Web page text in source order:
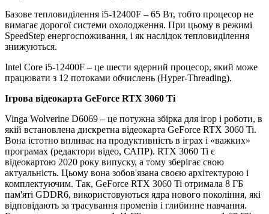
Базове тепловиділення i5-12400F – 65 Вт, тобто процесор не
вимагає дорогої системи охолодження. При цьому в режимі
SpeedStep енергоспоживання, і як наслідок тепловиділення
знижуються.
Intel Core i5-12400F – це шести ядерний процесор, який може
працювати з 12 потоками обчислень (Hyper-Threading).
Ігрова відеокарта GeForce RTX 3060 Ti
Vinga Wolverine D6069 – це потужна збірка для ігор і роботи, в
якій встановлена дискретна відеокарта GeForce RTX 3060 Ti.
Вона істотно впливає на продуктивність в іграх і «важких»
програмах (редактори відео, САПР). RTX 3060 Ti є
відеокартою 2020 року випуску, а тому зберігає свою
актуальність. Цьому вона зобов'язана своєю архітектурою і
комплектуючим. Так, GeForce RTX 3060 Ti отримала 8 ГБ
пам'яті GDDR6, використовуються ядра нового покоління, які
відповідають за трасування променів і глибинне навчання.